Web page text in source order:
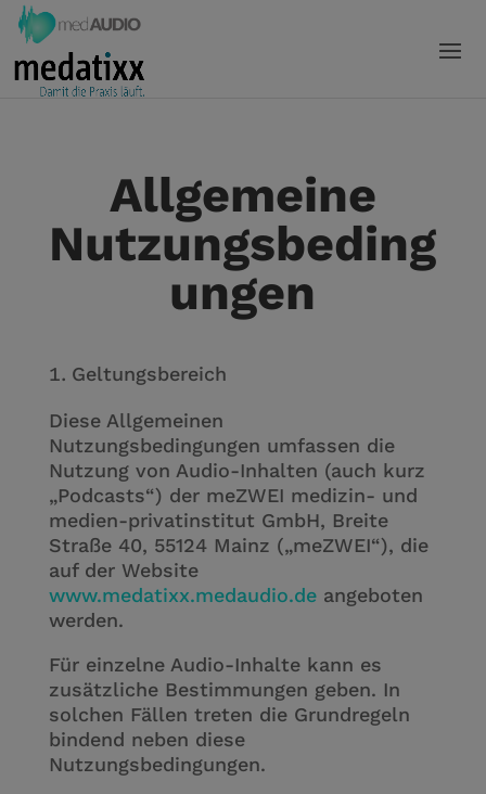
Allgemeine
Nutzungsbeding
ungen
Geltungsbereich
Diese Allgemeinen
Nutzungsbedingungen umfassen die
Nutzung von Audio-Inhalten (auch kurz
„Podcasts“) der meZWEI medizin- und
medien-privatinstitut GmbH, Breite
Straße 40, 55124 Mainz („meZWEI“), die
auf der Website
www.medatixx.medaudio.deangeboten
werden.
Für einzelne Audio-Inhalte kann es
zusätzliche Bestimmungen geben. In
solchen Fällen treten die Grundregeln
bindend neben diese
Nutzungsbedingungen.